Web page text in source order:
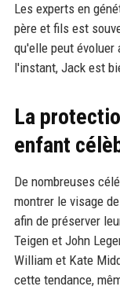
Les experts en
père et fils est
qu'elle peut évoluer
l'instant, Jack est
La
enfant
De nombreuses
montrer le visage
afin de préserver
Teigen et John
William et Kate
cette tendance,